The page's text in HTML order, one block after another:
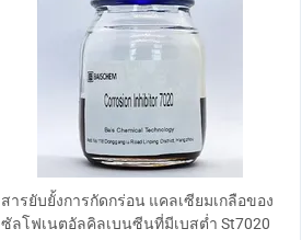
สารยับยั้งการกัดกร่อน แคลเซียมเกลือของ
ซัลโฟเนตอัลคิลเบนซีนที่มีเบสต่ำ St7020